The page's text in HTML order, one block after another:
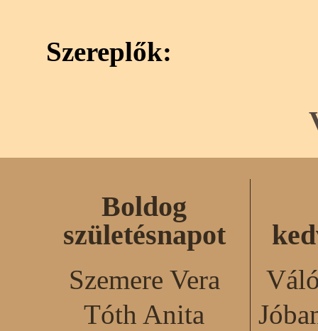
Szereplők:
Boldog
születésnapot
Szemere Vera
Tóth Anita